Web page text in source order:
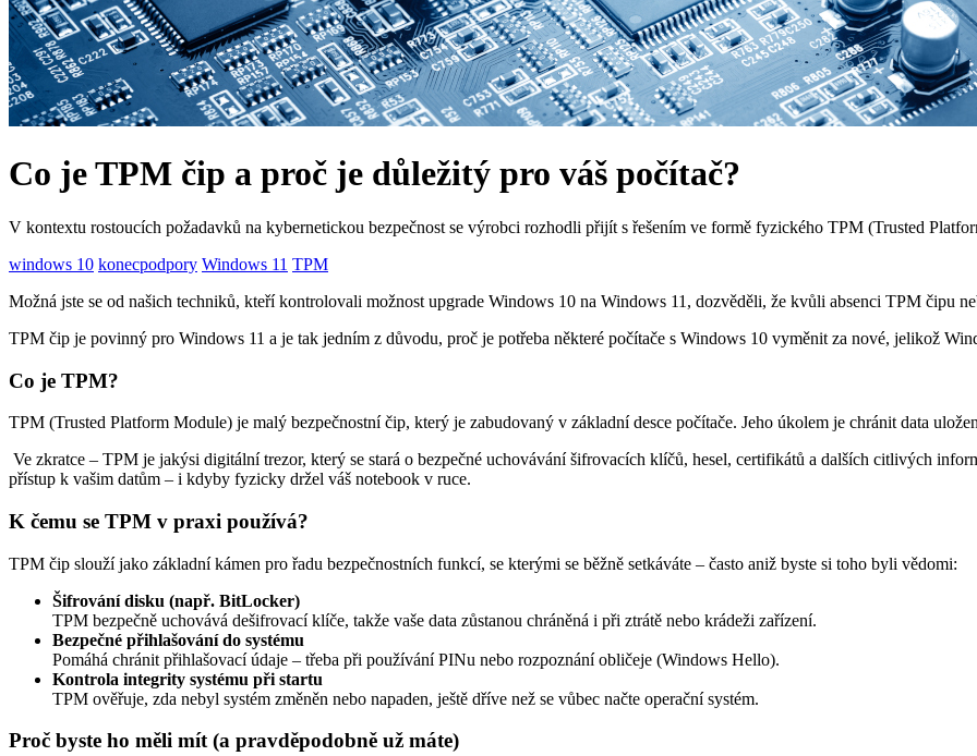
Co je TPM čip a proč je důležitý pro váš počítač?
V kontextu rostoucích požadavků na kybernetickou bezpečnost se výrobci rozhodli přijít s řešením ve formě fyzického TPM (Trusted
windows 10 konecpodpory Windows 11 TPM
Možná jste se od našich techniků, kteří kontrolovali možnost upgrade Windows 10 na Windows 11, dozvěděli, že kvůli absenci TPM čipu
TPM čip je povinný pro Windows 11 a je tak jedním z důvodu, proč je potřeba některé počítače s Windows 10 vyměnit za nové, jelikož
Co je TPM?
TPM (Trusted Platform Module) je malý bezpečnostní čip, který je zabudovaný v základní desce počítače. Jeho úkolem je chránit data
Ve zkratce – TPM je jakýsi digitální trezor, který se stará o bezpečné uchovávání šifrovacích klíčů, hesel, certifikátů a dalších citlivých
přístup k vašim datům – i kdyby fyzicky držel váš notebook v ruce.
K čemu se TPM v praxi používá?
TPM čip slouží jako základní kámen pro řadu bezpečnostních funkcí, se kterými se běžně setkáváte – často aniž byste si toho byli vědomi:
Šifrování disku (např. BitLocker)
TPM bezpečně uchovává dešifrovací klíče, takže vaše data zůstanou chráněná i při ztrátě nebo krádeži zařízení.
Bezpečné přihlašování do systému
Pomáhá chránit přihlašovací údaje – třeba při používání PINu nebo rozpoznání obličeje (Windows Hello).
Kontrola integrity systému při startu
TPM ověřuje, zda nebyl systém změněn nebo napaden, ještě dříve než se vůbec načte operační systém.
Proč byste ho měli mít (a pravděpodobně už máte)